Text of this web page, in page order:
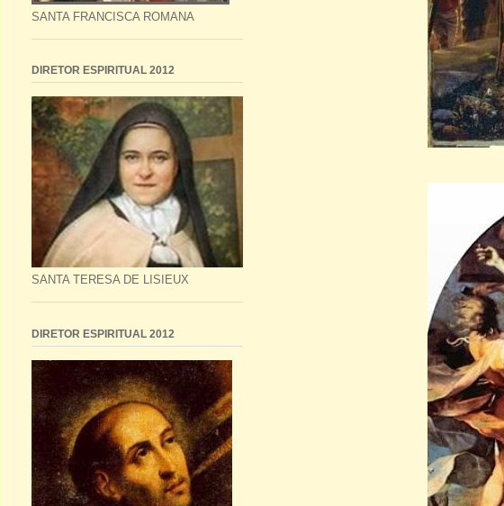
SANTA FRANCISCA ROMANA
DIRETOR ESPIRITUAL 2012
SANTA TERESA DE LISIEUX
DIRETOR ESPIRITUAL 2012